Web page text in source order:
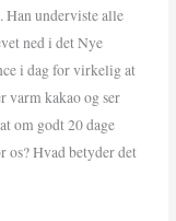
Han underviste alle
ned i det Nye
i dag for virkelig at
varm kakao og ser
om godt 20 dage
os? Hvad betyder det